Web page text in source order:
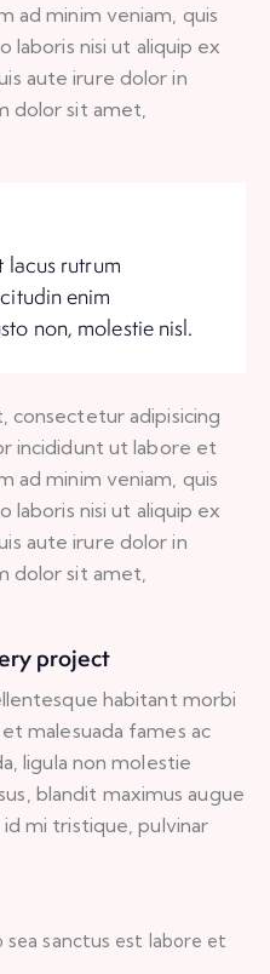
ad minim veniam, quis
laboris nisi ut aliquip ex
aute irure dolor in
dolor sit amet,
lacus rutrum
enim
non, molestie nisl.
consectetur adipisicing
incididunt ut labore et
ad minim veniam, quis
laboris nisi ut aliquip ex
aute irure dolor in
dolor sit amet,
project
habitant morbi
malesuada fames ac
ligula non molestie
blandit maximus augue
id mi tristique, pulvinar
sanctus est labore et